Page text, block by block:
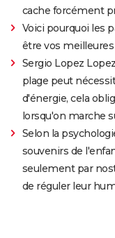
cache forcément
Voici pourquoi les
être vos meilleures
Sergio Lopez
plage peut
d'énergie, cela
lorsqu'on marche
Selon la
souvenirs de
seulement par
de réguler leur